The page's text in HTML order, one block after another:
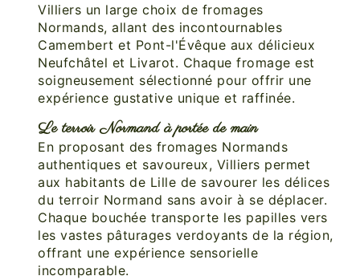
Villiers un large choix de fromages
Normands, allant des incontournables
Camembert et Pont-l'Évêque aux délicieux
Neufchâtel et Livarot. Chaque fromage est
soigneusement sélectionné pour offrir une
expérience gustative unique et raffinée.
Le terroir Normand à portée de main
En proposant des fromages Normands
authentiques et savoureux, Villiers permet
aux habitants de Lille de savourer les délices
du terroir Normand sans avoir à se déplacer.
Chaque bouchée transporte les papilles vers
les vastes pâturages verdoyants de la région,
offrant une expérience sensorielle
incomparable.